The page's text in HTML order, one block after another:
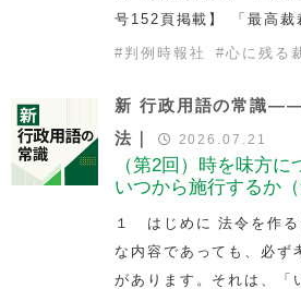
号152頁掲載】 「最高裁
# 判例時報社 #心に残る
新 行政用語の常識
法｜
2026.07.21
（第2回）時を味方
いつから施行するか（
１ はじめに 法令を作る
な内容であっても、必ず
があります。それは、「